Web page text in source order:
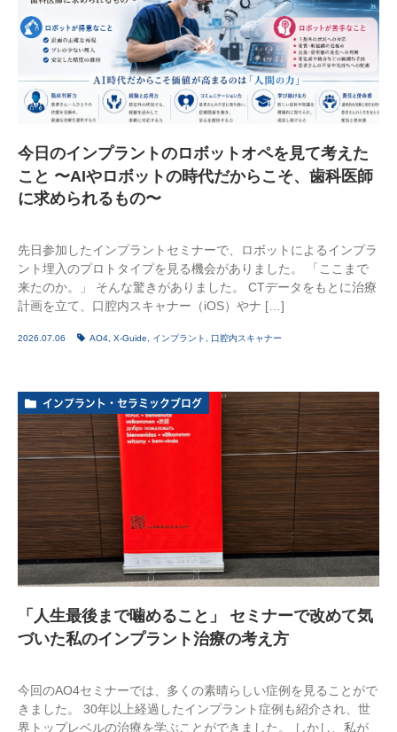
今日のインプラントのロボットオペを見て考えた
こと 〜AIやロボットの時代だからこそ、歯科医師
に求められるもの〜
先日参加したインプラントセミナーで、ロボットによるインプラ
ント埋入のプロトタイプを見る機会がありました。 「ここまで
来たのか。」 そんな驚きがありました。 CTデータをもとに治療
計画を立て、口腔内スキャナー（iOS）やナ […]
2026.07.06 AO4 X-Guide インプラント 口腔内スキャナー
インプラント・セラミックブログ
「人生最後まで噛めること」 セミナーで改めて気
づいた私のインプラント治療の考え方
今回のAO4セミナーでは、多くの素晴らしい症例を見ることがで
きました。 30年以上経過したインプラント症例も紹介され、世
界トップレベルの治療を学ぶことができました。 しかし、私が